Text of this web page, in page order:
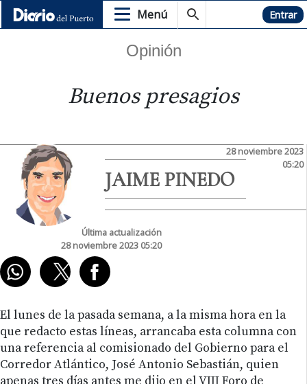
Menú Hemeroteca Entrar
Opinión
Buenos presagios
28 noviembre 2023
05:20
JAIME PINEDO
Última actualización
28 noviembre 2023 05:20
El lunes de la pasada semana, a la misma hora en la
que redacto estas líneas, arrancaba esta columna con
una referencia al comisionado del Gobierno para el
Corredor Atlántico, José Antonio Sebastián, quien